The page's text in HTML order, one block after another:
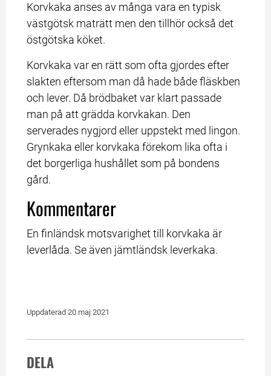
Korvkaka anses av många vara en typisk
västgötsk maträtt men den tillhör också det
östgötska köket.
Korvkaka var en rätt som ofta gjordes efter
slakten eftersom man då hade både fläskben
och lever. Då brödbaket var klart passade
man på att grädda korvkakan. Den
serverades nygjord eller uppstekt med lingon.
Grynkaka eller korvkaka förekom lika ofta i
det borgerliga hushållet som på bondens
gård.
Kommentarer
En finländsk motsvarighet till korvkaka är
leverlåda. Se även jämtländsk leverkaka.
Uppdaterad 20 maj 2021
DELA